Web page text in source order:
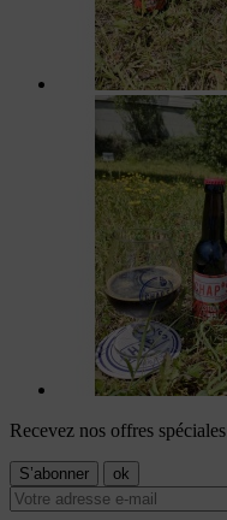
Recevez nos offres spéciales